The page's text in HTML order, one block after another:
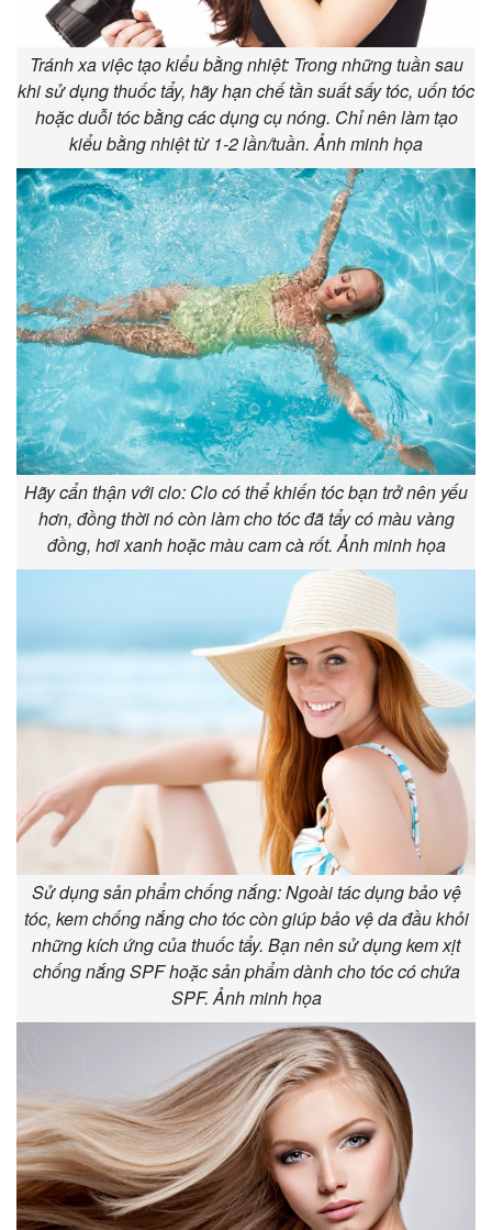
Thế giới
Quan sát
Cuộc sống đó đây
Hồ sơ
Multimedia
Video
Ảnh
E-Magazine
Infographic
Kinh tế
Bất động sản
Khởi nghiệp
Thị trường
Giá vàng
Tiêu dùng
Tỷ giá
Chứng khoán
Tránh xa việc tạo kiểu bằng nhiệt: Trong những tuần sau
khi sử dụng thuốc tẩy, hãy hạn chế tần suất sấy tóc, uốn tóc
hoặc duỗi tóc bằng các dụng cụ nóng. Chỉ nên làm tạo
kiểu bằng nhiệt từ 1-2 lần/tuần. Ảnh minh họa
Hãy cẩn thận với clo: Clo có thể khiến tóc bạn trở nên yếu
hơn, đồng thời nó còn làm cho tóc đã tẩy có màu vàng
đồng, hơi xanh hoặc màu cam cà rốt. Ảnh minh họa
Sử dụng sản phẩm chống nắng: Ngoài tác dụng bảo vệ
tóc, kem chống nắng cho tóc còn giúp bảo vệ da đầu khỏi
những kích ứng của thuốc tẩy. Bạn nên sử dụng kem xịt
chống nắng SPF hoặc sản phẩm dành cho tóc có chứa
SPF. Ảnh minh họa